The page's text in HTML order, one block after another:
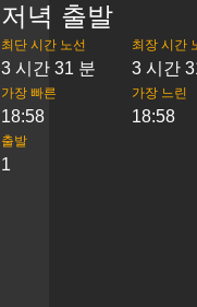
저녁 출발
최단 시간 노선
3 시간 31 분
최장 시간
3 시간
가장 빠른
18:58
가장 느린
18:58
출발
1